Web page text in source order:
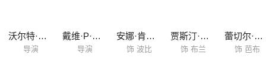
沃尔特·道恩
导演
戴维·P·史密斯
导演
安娜·肯德里克
饰 波比
贾斯汀·汀布莱克
饰 布兰
蕾切尔·布鲁姆
饰 芭布